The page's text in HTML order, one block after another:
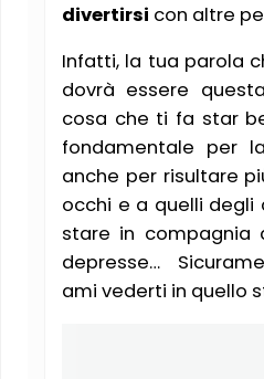
divertirsi con altre
Infatti, la tua parola
dovrà essere
cosa che ti fa star
fondamentale per
anche per risultare
occhi e a quelli degli
stare in compagnia
depresse…
ami vederti in quello